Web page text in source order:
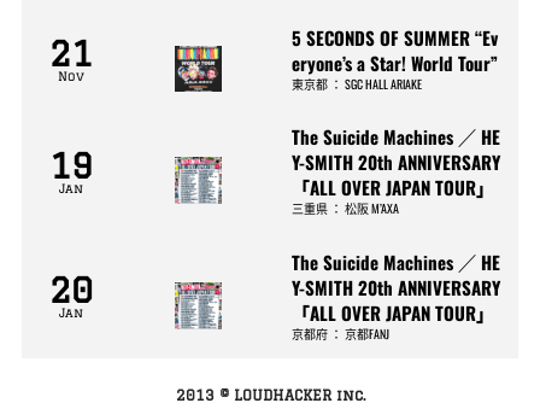
21
Nov
5 SECONDS OF SUMMER “Ev
eryone’s a Star! World Tour”
東京都 ：SGC HALL ARIAKE
19
Jan
The Suicide Machines ／ HE
Y-SMITH 20th ANNIVERSARY
「ALL OVER JAPAN TOUR」
三重県 ：松阪 M’AXA
20
Jan
The Suicide Machines ／ HE
Y-SMITH 20th ANNIVERSARY
「ALL OVER JAPAN TOUR」
京都府 ：京都FANJ
2013 © LOUDHACKER inc.